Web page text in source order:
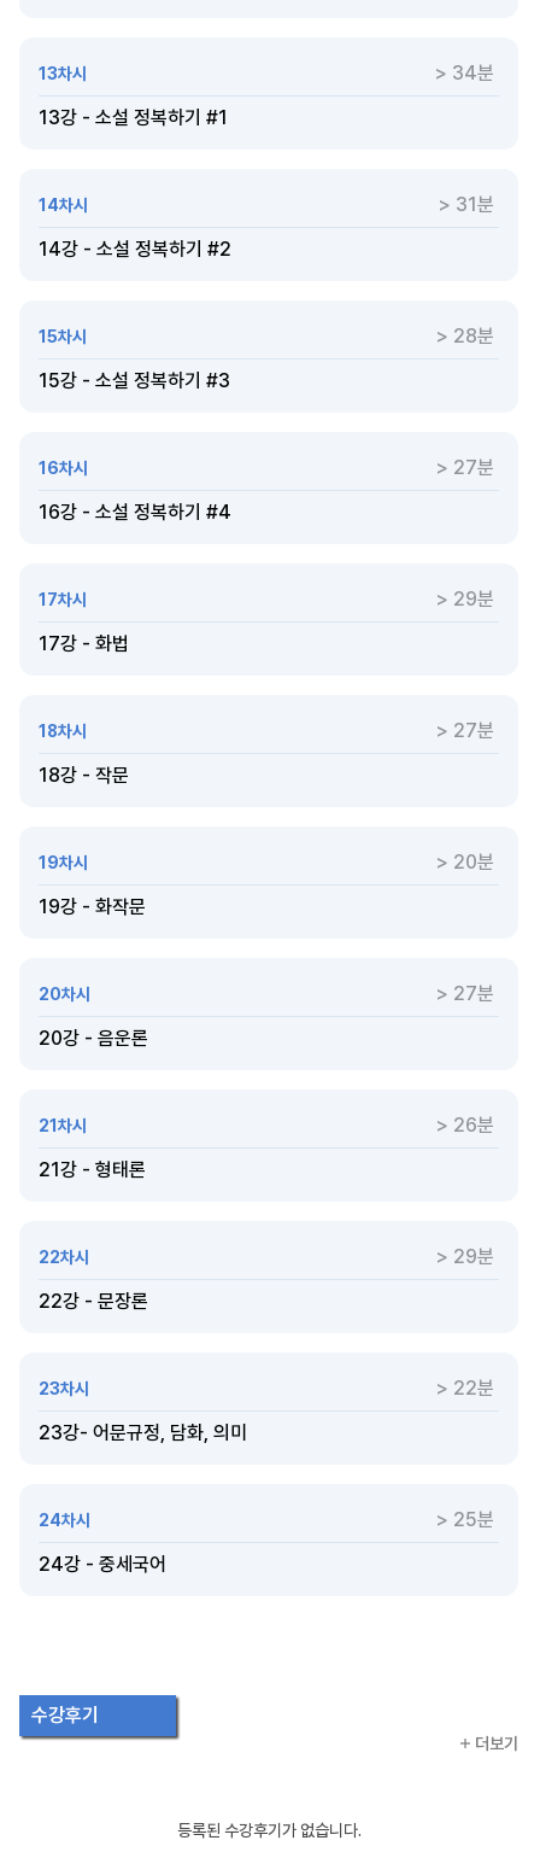
13차시
13강 - 소설 정복하기 #1
> 34분
14차시
14강 - 소설 정복하기 #2
> 31분
15차시
15강 - 소설 정복하기 #3
> 28분
16차시
16강 - 소설 정복하기 #4
> 27분
17차시
17강 - 화법
> 29분
18차시
18강 - 작문
> 27분
19차시
19강 - 화작문
> 20분
20차시
20강 - 음운론
> 27분
21차시
21강 - 형태론
> 26분
22차시
22강 - 문장론
> 29분
23차시
23강- 어문규정, 담화, 의미
> 22분
24차시
24강 - 중세국어
> 25분
수강후기
더보기